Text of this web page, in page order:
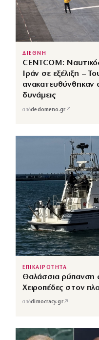
ΔΙΕΘΝΗ
CENTCOM:
Ιράν σε εξέλιξη –
ανακατευθύνθηκαν
δυνάμεις
απόdedomeno.gr ↗
ΕΠΙΚΑΙΡΟΤΗΤΑ
Θαλάσσια ρύπανση
Χειροπέδες στον
απόdimocracy.gr↗